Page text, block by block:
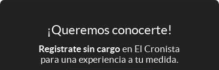
¡Queremos conocerte!
Registrate sin cargoen El Cronista
para una experiencia a tu medida.